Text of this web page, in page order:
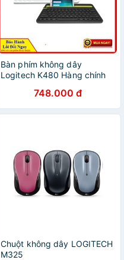
Bàn phím không dây
Logitech K480 Hàng chính
748.000 đ
Chuột không dây LOGITECH
M325